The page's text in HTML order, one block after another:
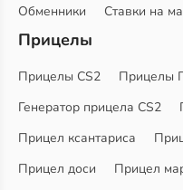
Обменники
Ставки на
Прицелы
Прицелы CS2
Прицелы
Генератор прицела CS2
Прицел ксантариса
Прицел доси
Прицел